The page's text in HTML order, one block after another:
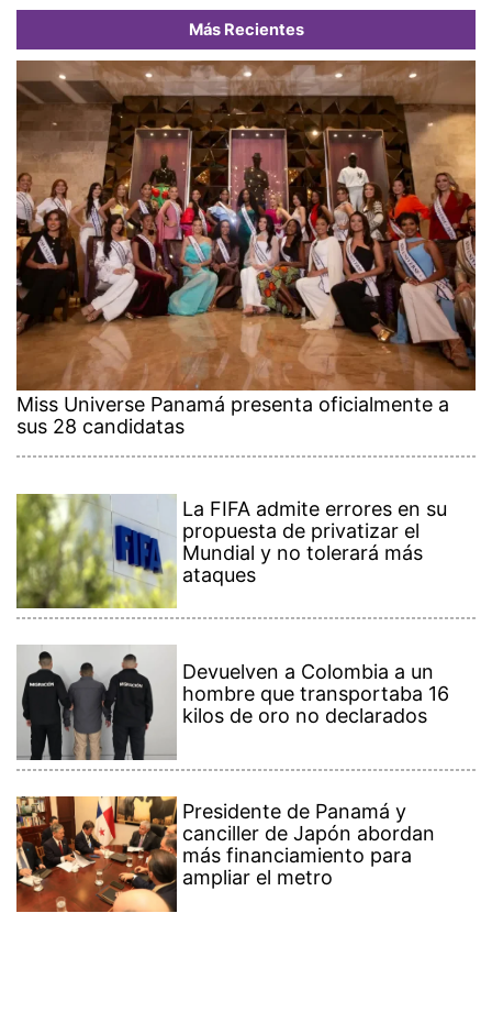
Más Recientes
Miss Universe Panamá presenta oficialmente a
sus 28 candidatas
La FIFA admite errores en su
propuesta de privatizar el
Mundial y no tolerará más
ataques
Devuelven a Colombia a un
hombre que transportaba 16
kilos de oro no declarados
Presidente de Panamá y
canciller de Japón abordan
más financiamiento para
ampliar el metro